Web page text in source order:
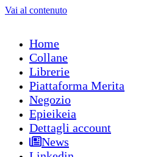
Vai al contenuto
Home
Collane
Librerie
Piattaforma Merita
Negozio
Epieikeia
Dettagli account
News